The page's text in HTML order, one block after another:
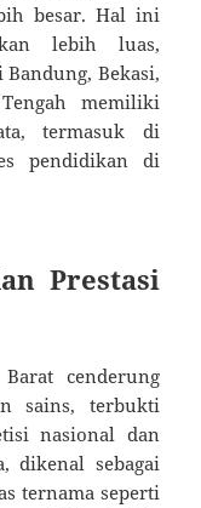
besar. Hal ini
lebih luas,
Bekasi,
memiliki
termasuk di
pendidikan di
Prestasi
cenderung
sains, terbukti
nasional dan
dikenal sebagai
ternama seperti